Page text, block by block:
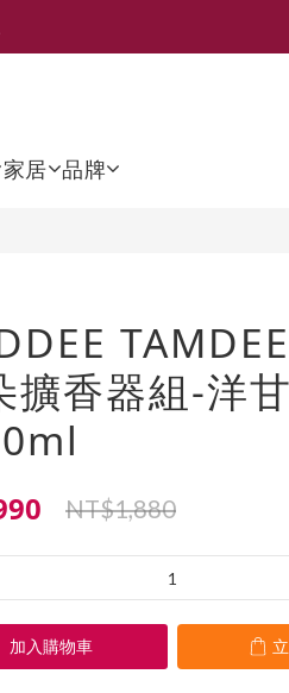
家居 品牌
擴香器組-洋
NT$1,880
加入購物車